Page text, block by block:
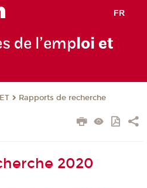
FR
de l’emploi et
Rapports de recherche
2020